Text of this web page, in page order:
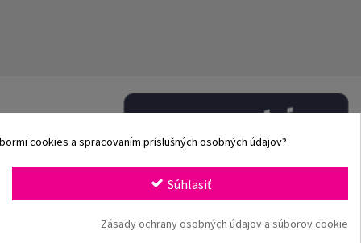
cookies a spracovaním príslušných osobných údajov?
Súhlasiť
Zásady ochrany osobných údajov a súborov cookie